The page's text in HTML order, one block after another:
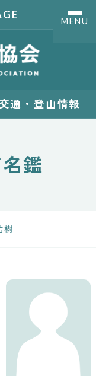
観
の
MENU
交通・登山情報
鑑
樹